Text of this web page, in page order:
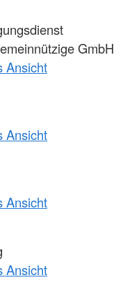
GmbH
Ansicht
Ansicht
Ansicht
Ansicht